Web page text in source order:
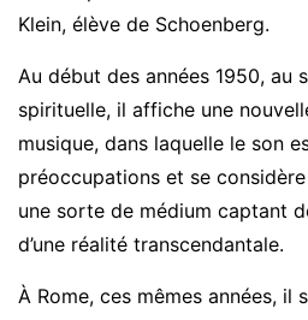
Klein, élève de Schoenberg.
Au début des années 1950, au
spirituelle, il affiche une
musique, dans laquelle le son
préoccupations et se
une sorte de médium captant
d’une réalité transcendantale.
À Rome, ces mêmes années, il